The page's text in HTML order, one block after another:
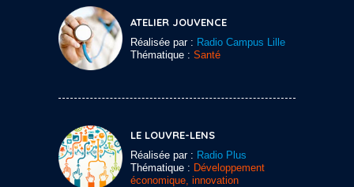
ATELIER JOUVENCE
Réalisée par : Radio Campus Lille
Thématique : Santé
LE LOUVRE-LENS
Réalisée par : Radio Plus
Thématique : Développement
économique, innovation